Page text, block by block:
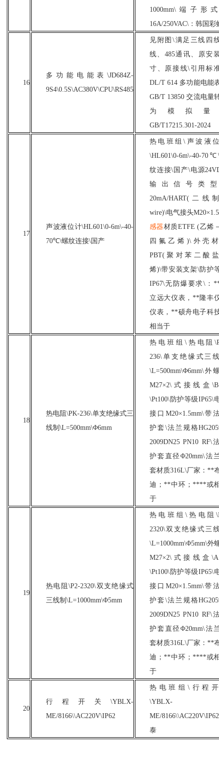
1000mm\端子形
16A/250VAC\：韩国彩
16
多功能电能表\JD684Z-
9S4\0.5S\AC380V\CPU\RS485
见附图 \满足三线四
线、485通讯、原安
寸、原接线\引用标
DL/T 614 多功能电能
GB/T 13850 交流电量
为模拟量
GB/T17215.301-2024
17
声波液位计\HL601\0-6m\-40-
70℃\螺纹连接\国产
热电班组\声波液
\HL601\0-6m\-40-
纹连接\国产\电源
输出信号类
20mA/HART(二线
wire)\电气接头
感器材质ETFE (乙烯
四氟乙烯)\外壳
PBT(聚对苯二酸
烯)\带安装支架\防护
IP67\无防爆要求\：
立远大仪表，**隆丰
仪表，**硕舟电子科
相当于
18
热电阻\PK-236\单支绝缘式三
线制\L=500mm\Φ6mm
热电班组 \热电阻
236\单支绝缘式三
\L=500mm\Φ6mm\外
M27×2\式接线盒
\Pt100\防护等级IP65\
接口M20×1.5mm\带
护套\法兰规格
2009DN25 PN10 RF\
护套直径Φ20mm\法
套材质316L\厂家：**
迪；**中环；****或
于
19
热电阻\P2-2320\双支绝缘式
三线制\L=1000mm\Φ5mm
热电班组\热电阻
2320\双支绝缘式三
\L=1000mm\Φ5mm\外
M27×2\式接线盒
\Pt100\防护等级IP65\
接口M20×1.5mm\带
护套\法兰规格
2009DN25 PN10 RF\
护套直径Φ20mm\法
套材质316L\厂家：**
迪；**中环；****或
于
20
行程开关\YBLX-
ME/8166\\AC220V\IP62
热电班组\行程
\YBLX-
ME/
泰